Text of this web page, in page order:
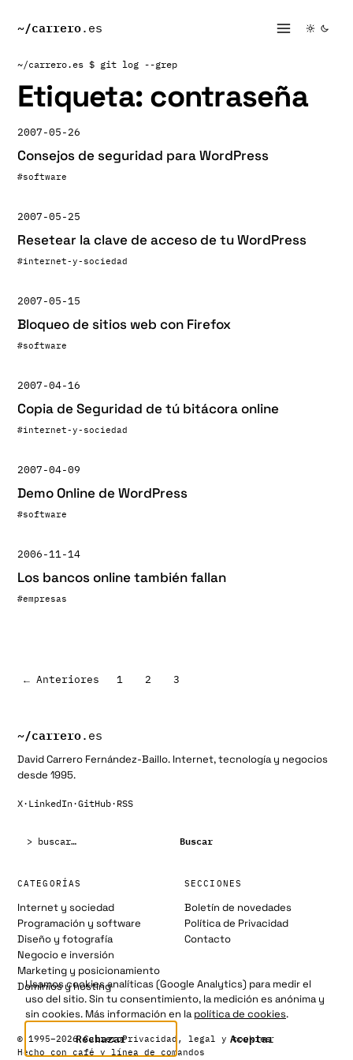
~/carrero.es
~/carrero.es $ git log --grep
Etiqueta: contraseña
2007-05-26
Consejos de seguridad para WordPress
#software
2007-05-25
Resetear la clave de acceso de tu WordPress
#internet-y-sociedad
2007-05-15
Bloqueo de sitios web con Firefox
#software
2007-04-16
Copia de Seguridad de tú bitácora online
#internet-y-sociedad
2007-04-09
Demo Online de WordPress
#software
2006-11-14
Los bancos online también fallan
#empresas
Paginación
entradas
← Anteriores 1 2 3
~/carrero.es
David Carrero Fernández-Baillo. Internet, tecnología y negocios
desde 1995.
X· LinkedIn·GitHub· RSS
Buscar
CATEGORÍAS
Internet y sociedad
Programación y software
Diseño y fotografía
Negocio e inversión
Marketing y posicionamiento
Dominios y hosting
SECCIONES
Boletín de novedades
Política de Privacidad
Contacto
© 1995–2026 CarreroPrivacidad, legal y cookies
Hecho con café y línea de comandos
Usamos cookies analíticas (Google Analytics) para medir el
uso del sitio. Sin tu consentimiento, la medición es anónima y
sin cookies. Más información en lapolítica de cookies.
Rechazar Aceptar